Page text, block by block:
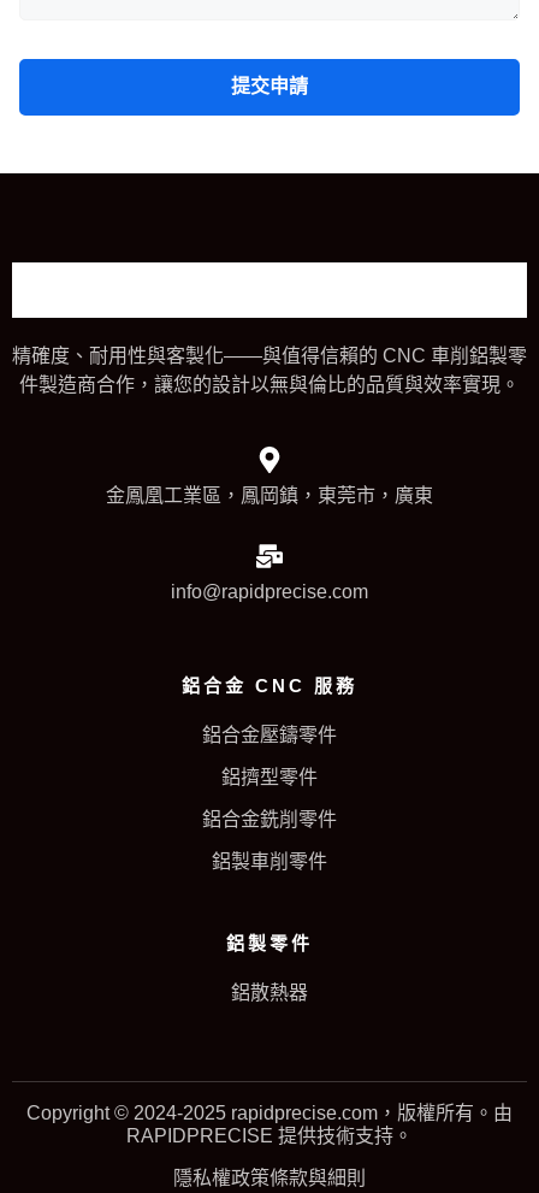
提交申請
精確度、耐用性與客製化——與值得信賴的 CNC 車削鋁製零
件製造商合作，讓您的設計以無與倫比的品質與效率實現。
金鳳凰工業區，鳳岡鎮，東莞市，廣東
info@rapidprecise.com
鋁合金 CNC 服務
鋁合金壓鑄零件
鋁擠型零件
鋁合金銑削零件
鋁製車削零件
鋁製零件
鋁散熱器
Copyright © 2024-2025 rapidprecise.com，版權所有。由
RAPIDPRECISE 提供技術支持。
隱私權政策條款與細則